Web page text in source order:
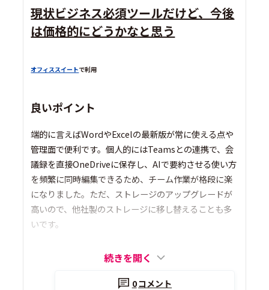
現状ビジネス必須ツールだけど、今後
は価格的にどうかなと思う
オフィススイートで利用
良いポイント
端的に言えばWordやExcelの最新版が常に使える点や
管理面で便利です。個人的にはTeamsとの連携で、会
議録を直接OneDriveに保存し、AIで要約させる使い方
を頻繁に同時編集できるため、チーム作業が格段に楽
になりました。ただ、ストレージのアップグレードが
高いので、他社製のストレージに移し替えることも多
いです。
続きを開く
0コメント